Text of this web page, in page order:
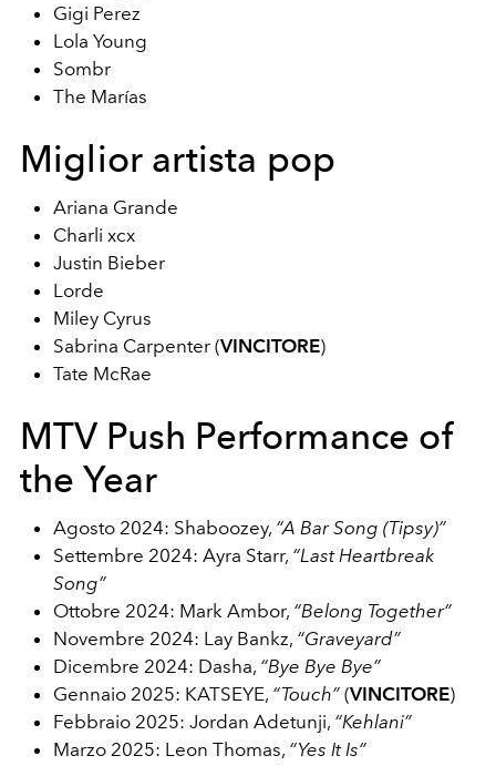
Gigi Perez
Lola Young
Sombr
The Marías
Miglior artista pop
Ariana Grande
Charli xcx
Justin Bieber
Lorde
Miley Cyrus
Sabrina Carpenter (VINCITORE)
Tate McRae
MTV Push Performance of
the Year
Agosto 2024: Shaboozey, “A Bar Song (Tipsy)”
Settembre 2024: Ayra Starr, “Last Heartbreak
Song”
Ottobre 2024: Mark Ambor, “Belong Together”
Novembre 2024: Lay Bankz, “Graveyard”
Dicembre 2024: Dasha, “Bye Bye Bye”
Gennaio 2025: KATSEYE, “Touch” (VINCITORE)
Febbraio 2025: Jordan Adetunji, “Kehlani”
Marzo 2025: Leon Thomas, “Yes It Is”